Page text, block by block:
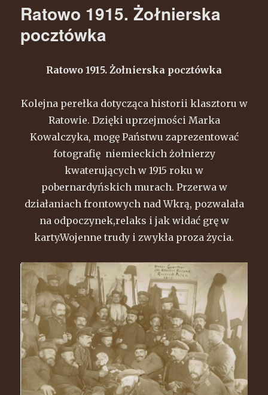
starej
II
Ratowo 1915. Żołnierska
pocztówka
Ratowo 1915. Żołnierska pocztówka
Kolejna perełka dotycząca historii klasztoru w
Ratowie. Dzięki uprzejmości Marka
Kowalczyka, mogę Państwu zaprezentować
fotografię niemieckich żołnierzy
kwaterujących w 1915 roku w
pobernardyńskich murach. Przerwa w
działaniach frontowych nad Wkrą, pozwalała
na odpoczynek,relaks i jak widać grę w
karty.Wojenne trudy i zwykła proza życia.